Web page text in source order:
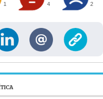
1 4 2